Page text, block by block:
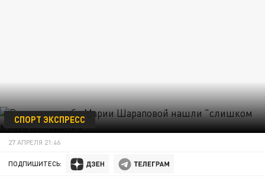
СПОРТ ЭКСПРЕСС
27 АПРЕЛЯ 21:46
ПОДПИШИТЕСЬ: